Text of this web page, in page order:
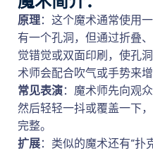
原理：这个魔术通常使用
有一个孔洞，但通过折叠
觉错觉或双面印刷，使孔
术师会配合吹气或手势来增
常见表演：魔术师先向观
然后轻轻一抖或覆盖一下
完整。
扩展：类似的魔术还有“扑